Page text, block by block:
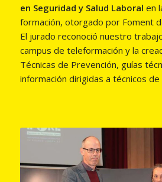
en Seguridad y Salud Laboral en
formación, otorgado por Foment
El jurado reconoció nuestro
campus de teleformación y la
Técnicas de Prevención, guías
información dirigidas a técnicos de